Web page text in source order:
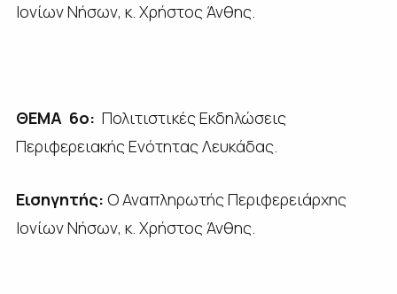
Ιονίων Νήσων, κ. Χρήστος Άνθης.
ΘΕΜΑ 6ο: Πολιτιστικές Εκδηλώσεις
Περιφερειακής Ενότητας Λευκάδας.
Εισηγητής: Ο Αναπληρωτής Περιφερειάρχης
Ιονίων Νήσων, κ. Χρήστος Άνθης.